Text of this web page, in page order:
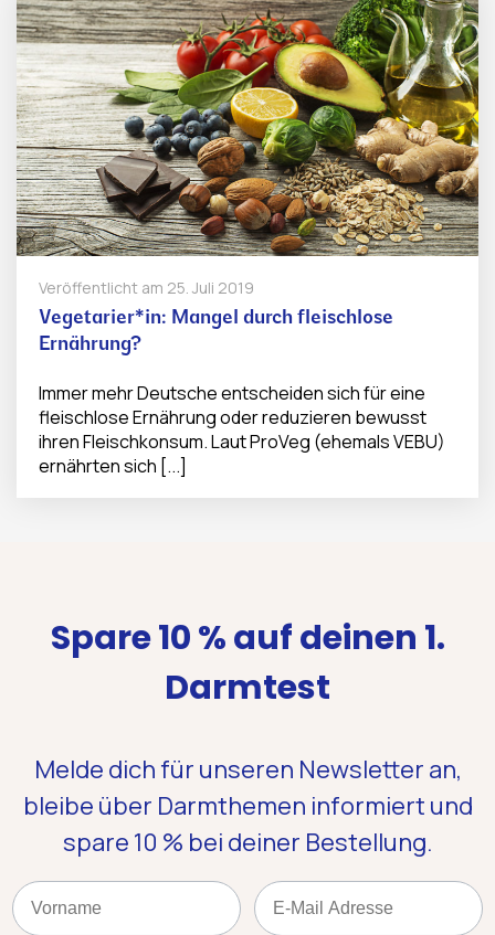
Veröffentlicht am 25. Juli 2019
Vegetarier*in: Mangel durch fleischlose
Ernährung?
Immer mehr Deutsche entscheiden sich für eine
fleischlose Ernährung oder reduzieren bewusst
ihren Fleischkonsum. Laut ProVeg (ehemals VEBU)
ernährten sich [...]
Spare 10 % auf deinen 1.
Darmtest
Melde dich für unseren Newsletter an,
bleibe über Darmthemen informiert und
spare 10 % bei deiner Bestellung.
Name Email